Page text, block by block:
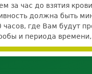
за час до взятия
должна быть
где Вам будут
и периода